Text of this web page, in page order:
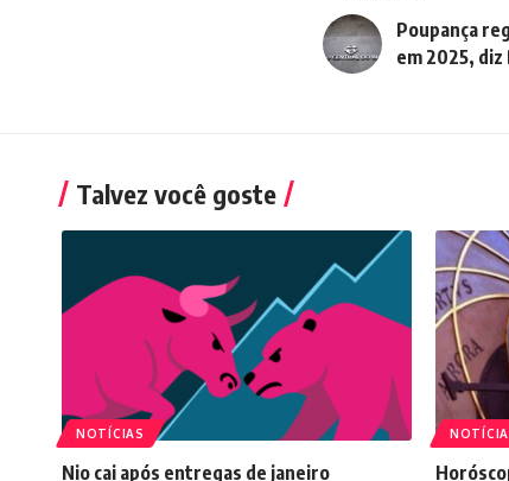
Poupança
em 2025, diz
Talvez você goste
NOTÍCIAS
Nio cai após entregas de janeiro